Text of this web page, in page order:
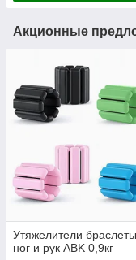
Акционные
Утяжелители
ног и рук ABK 0,9кг